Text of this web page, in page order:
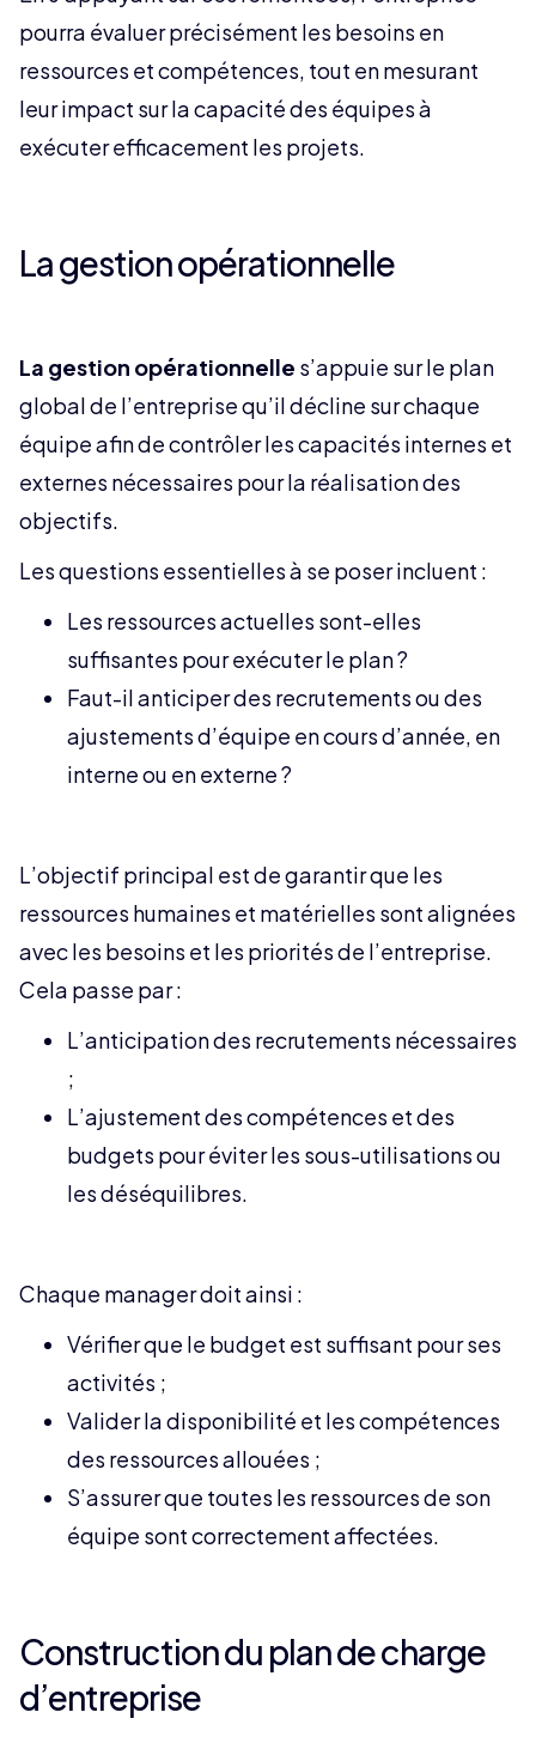
pourra évaluer précisément les besoins en
ressources et compétences, tout en mesurant
leur impact sur la capacité des équipes à
exécuter efficacement les projets.
La gestion opérationnelle
La gestion opérationnelle s’appuie sur le plan
global de l’entreprise qu’il décline sur chaque
équipe afin de contrôler les capacités internes et
externes nécessaires pour la réalisation des
objectifs.
Les questions essentielles à se poser incluent :
Les ressources actuelles sont-elles
suffisantes pour exécuter le plan ?
Faut-il anticiper des recrutements ou des
ajustements d’équipe en cours d’année, en
interne ou en externe ?
L’objectif principal est de garantir que les
ressources humaines et matérielles sont alignées
avec les besoins et les priorités de l’entreprise.
Cela passe par :
L’anticipation des recrutements nécessaires
;
L’ajustement des compétences et des
budgets pour éviter les sous-utilisations ou
les déséquilibres.
Chaque manager doit ainsi :
Vérifier que le budget est suffisant pour ses
activités ;
Valider la disponibilité et les compétences
des ressources allouées ;
S’assurer que toutes les ressources de son
équipe sont correctement affectées.
Construction du plan de charge
d’entreprise